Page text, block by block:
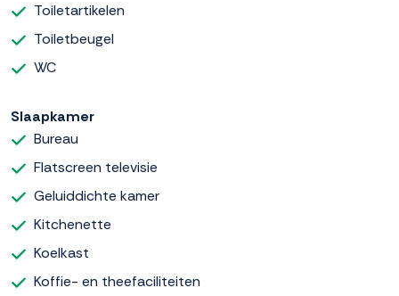
Toiletartikelen
Toiletbeugel
WC
Slaapkamer
Bureau
Flatscreen televisie
Geluiddichte kamer
Kitchenette
Koelkast
Koffie- en theefaciliteiten